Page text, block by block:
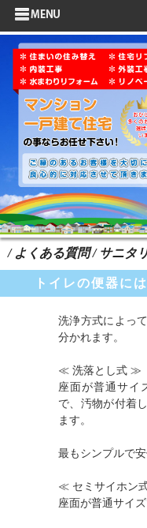
/ よくある質問 / サニタ
トイレの便器に
洗浄方式によっ
分かれます。
≪ 洗落とし式 ≫
座面が普通サイ
で、汚物が付着
ます。
最もシンプルで安
≪ セミサイホン
座面が普通サイズ
サイドメニュー
お客様の声
水まわりリフォーム
ポイントリフォーム
よくある質問
HOME
検索